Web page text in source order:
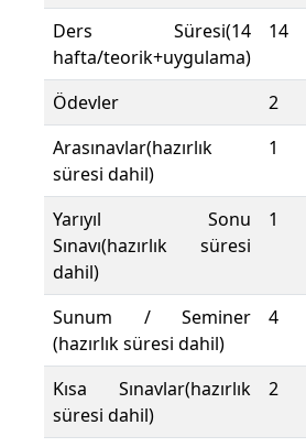
Ders Süresi(14
hafta/teorik+uygulama)
14
Ödevler 2
Arasınavlar(hazırlık
süresi dahil)
1
Yarıyıl Sonu
Sınavı(hazırlık süresi
dahil)
1
Sunum / Seminer
(hazırlık süresi dahil)
4
Kısa Sınavlar(hazırlık
süresi dahil)
2